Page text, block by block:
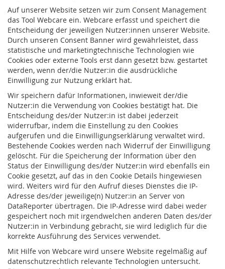
Auf unserer Website setzen wir zum Consent Management
das Tool Webcare ein. Webcare erfasst und speichert die
Entscheidung der jeweiligen Nutzer:innen unserer Website.
Durch unseren Consent Banner wird gewährleistet, dass
statistische und marketingtechnische Technologien wie
Cookies oder externe Tools erst dann gesetzt bzw. gestartet
werden, wenn der/die Nutzer:in die ausdrückliche
Einwilligung zur Nutzung erklärt hat.
Wir speichern dafür Informationen, inwieweit der/die
Nutzer:in die Verwendung von Cookies bestätigt hat. Die
Entscheidung des/der Nutzer:in ist dabei jederzeit
widerrufbar, indem die Einstellung zu den Cookies
aufgerufen und die Einwilligungserklärung verwaltet wird.
Bestehende Cookies werden nach Widerruf der Einwilligung
gelöscht. Für die Speicherung der Information über den
Status der Einwilligung des/der Nutzer:in wird ebenfalls ein
Cookie gesetzt, auf das in den Cookie Details hingewiesen
wird. Weiters wird für den Aufruf dieses Dienstes die IP-
Adresse des/der jeweilige(n) Nutzer:in an Server von
DataReporter übertragen. Die IP-Adresse wird dabei weder
gespeichert noch mit irgendwelchen anderen Daten des/der
Nutzer:in in Verbindung gebracht, sie wird lediglich für die
korrekte Ausführung des Services verwendet.
Mit Hilfe von Webcare wird unsere Website regelmäßig auf
datenschutzrechtlich relevante Technologien untersucht.